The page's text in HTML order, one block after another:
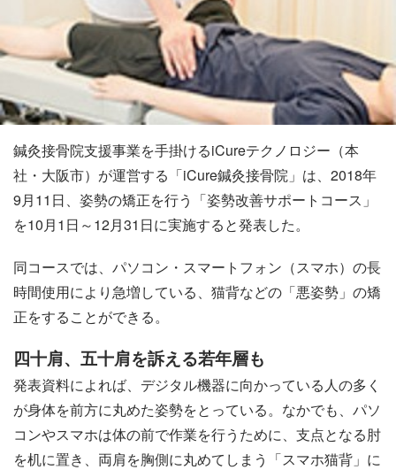
鍼灸接骨院支援事業を手掛けるiCureテクノロジー（本
社・大阪市）が運営する「iCure鍼灸接骨院」は、2018年
9月11日、姿勢の矯正を行う「姿勢改善サポートコース」
を10月1日～12月31日に実施すると発表した。
同コースでは、パソコン・スマートフォン（スマホ）の長
時間使用により急増している、猫背などの「悪姿勢」の矯
正をすることができる。
四十肩、五十肩を訴える若年層も
発表資料によれば、デジタル機器に向かっている人の多く
が身体を前方に丸めた姿勢をとっている。なかでも、パソ
コンやスマホは体の前で作業を行うために、支点となる肘
を机に置き、両肩を胸側に丸めてしまう「スマホ猫背」に